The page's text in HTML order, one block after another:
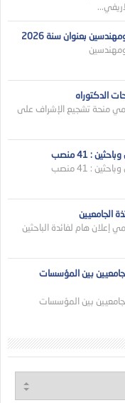
بعنوان سنة 2026
الدكتوراه
منحة تشجيع الإشراف على
: 41 منصب
: 41 منصب
الجامعيين
إعلان هام لفائدة الباحثين
بين المؤسسات
بين المؤسسات